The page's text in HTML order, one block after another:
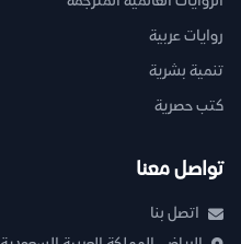
روايات عربية
تنمية بشرية
كتب حصرية
تواصل معنا
اتصل بنا